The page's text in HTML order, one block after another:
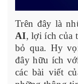
Trên đây là
AI, lợi ích của
bỏ qua. Hy
đây hữu ích
các bài viết